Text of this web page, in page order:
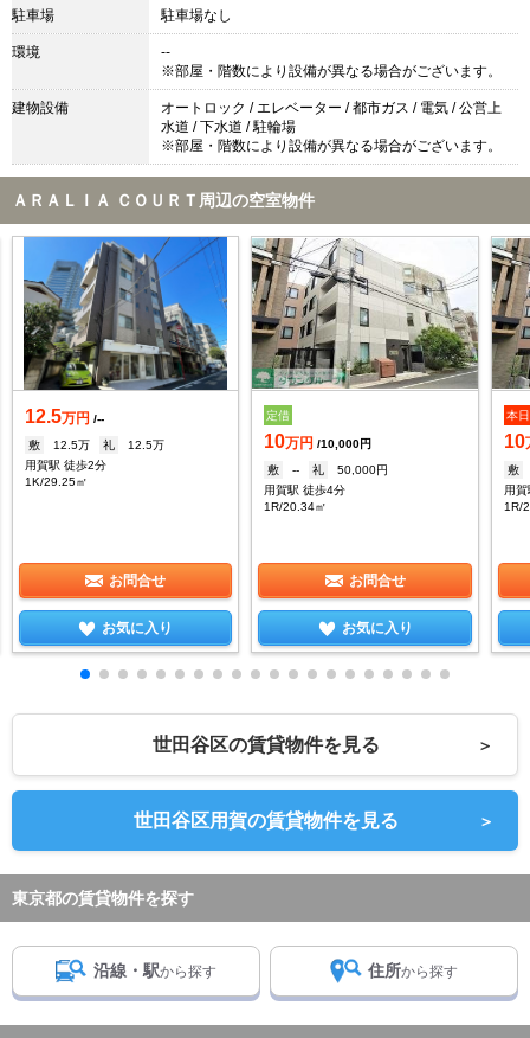
駐車場 駐車場なし
環境
--
※部屋・階数により設備が異なる場合がございます。
建物設備
オートロック / エレベーター / 都市ガス / 電気 / 公営上
水道 / 下水道 / 駐輪場
※部屋・階数により設備が異なる場合がございます。
ＡＲＡＬＩＡ ＣＯＵＲＴ周辺の空室物件
12.5万円 /--
敷
12.5万 礼
12.5万
用賀駅 徒歩2分
1K/29.25㎡
お問合せ
お気に入り
定借
10万円 /10,000円
敷
-- 礼
50,000円
用賀駅 徒歩4分
1R/20.34㎡
お問合せ
お気に入り
本
10
敷
用
1R/
世田谷区の賃貸物件を見る ＞
世田谷区用賀の賃貸物件を見る ＞
東京都の賃貸物件を探す
沿線・駅から探す 住所から探す